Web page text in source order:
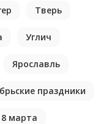
Тверь
Углич
Ярославль
праздники
8 марта